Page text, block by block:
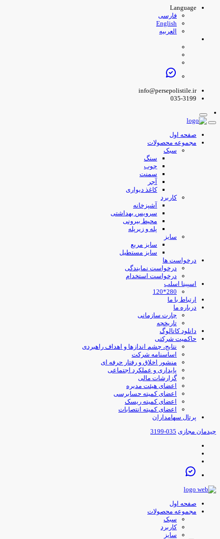
Language
فارسی
English
العربیه
info@persepolistile.ir
035-3199
صفحه اول
مجموعه محصولات
سبک
سنگ
چوب
سمنت
آجر
کاغذ دیواری
کاربرد
آشپزخانه
سرویس بهداشتی
محیط بیرونی
پله و زیرپله
سایز
سایز مربع
سایز مستطیل
درخواست ها
درخواست نمایندگی
درخواست استخدام
اسپینا اسلب
280*120
ارتباط با ما
درباره ما
چارت سازمانی
تاریخچه
دانلود کاتالوگ
حاکمیت شرکتی
نتایج، چشم اندازها و اهداف راهبردی
اساسنامه شرکت
منشور اخلاق و رفتار حرفه ای
پایداری و عملکرد اجتماعی
گزارشات مالی
اعضای هیئت مدیره
اعضای کمیته حسابرسی
اعضای کمیته ریسک
اعضای کمیته انتصابات
پرتال سهامداران
مجازی 035-3199
صفحه اول
مجموعه محصولات
سبک
کاربرد
سایز